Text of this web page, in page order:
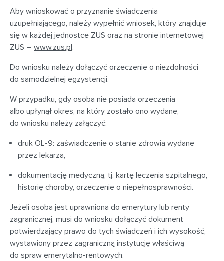
Aby wnioskować o przyznanie świadczenia
uzupełniającego, należy wypełnić wniosek, który znajduje
się w każdej jednostce ZUS oraz na stronie internetowej
ZUS – www.zus.pl.
Do wniosku należy dołączyć orzeczenie o niezdolności
do samodzielnej egzystencji.
W przypadku, gdy osoba nie posiada orzeczenia
albo upłynął okres, na który zostało ono wydane,
do wniosku należy załączyć:
druk OL-9: zaświadczenie o stanie zdrowia wydane
przez lekarza,
dokumentację medyczną, tj. kartę leczenia szpitalnego,
historię choroby, orzeczenie o niepełnosprawności.
Jeżeli osoba jest uprawniona do emerytury lub renty
zagranicznej, musi do wniosku dołączyć dokument
potwierdzający prawo do tych świadczeń i ich wysokość,
wystawiony przez zagraniczną instytucję właściwą
do spraw emerytalno-rentowych.